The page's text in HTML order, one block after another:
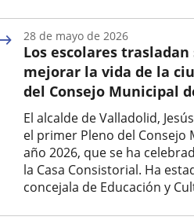
la
noticia
Los escolares
mejorar la vida de la
del Consejo Municipal
El alcalde de Valladolid,
el primer Pleno del Consejo
año 2026, que se ha
la Casa Consistorial. Ha
concejala de Educación y
28 de mayo de 2026